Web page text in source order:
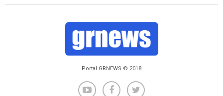
Portal GRNEWS © 2018